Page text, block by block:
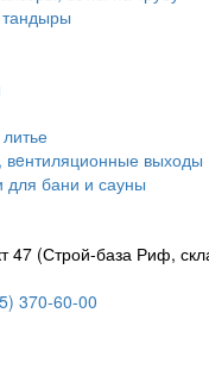
вeнтиляционные выходы
для бани и сауны
47 (Строй-база Риф,
370-60-00